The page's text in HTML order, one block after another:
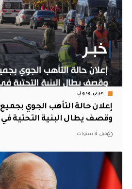
عربي ودولي
إعلان حالة التأهب الجوي بجميع
وقصف يطال البنية التحتية
قبل 4 سنوات